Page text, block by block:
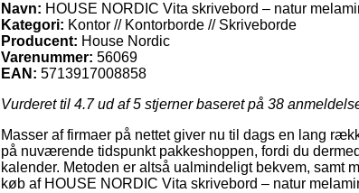
Navn: HOUSE NORDIC Vita skrivebord – natur
Kategori: Kontor // Kontorborde // Skriveborde
Producent: House Nordic
Varenummer: 56069
EAN: 5713917008858
Vurderet til 4.7ud af 5 stjerner baseret på 38
Masser af firmaer på nettet giver nu til dags en lang
på nuværende tidspunkt pakkeshoppen, fordi du
kalender. Metoden er altså ualmindeligt bekvem, samt
køb af HOUSE NORDIC Vita skrivebord – natur